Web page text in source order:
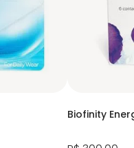
Biofinity